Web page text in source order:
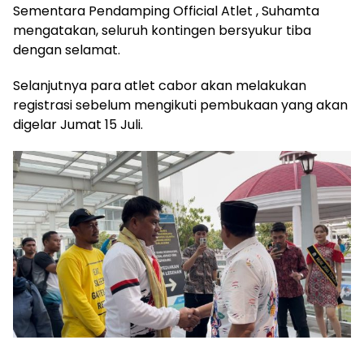
Sementara Pendamping Official Atlet , Suhamta
mengatakan, seluruh kontingen bersyukur tiba
dengan selamat.
Selanjutnya para atlet cabor akan melakukan
registrasi sebelum mengikuti pembukaan yang akan
digelar Jumat 15 Juli.